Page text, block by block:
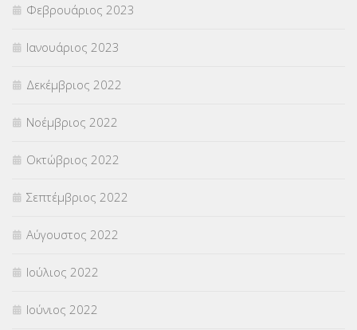
Φεβρουάριος 2023
Ιανουάριος 2023
Δεκέμβριος 2022
Νοέμβριος 2022
Οκτώβριος 2022
Σεπτέμβριος 2022
Αύγουστος 2022
Ιούλιος 2022
Ιούνιος 2022